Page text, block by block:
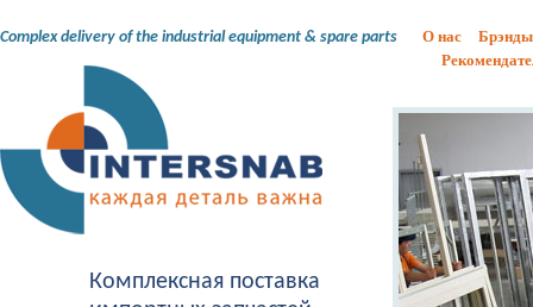
Complex delivery of the industrial equipment & spare parts
Комплексная поставка
О нас
Брэнды